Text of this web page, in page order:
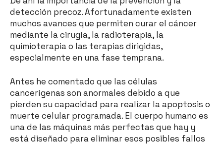
detección precoz. Afortunadamente existen
muchos avances que permiten curar el cáncer
mediante la cirugía, la radioterapia, la
quimioterapia o las terapias dirigidas,
especialmente en una fase temprana.
Antes he comentado que las células
cancerígenas son anormales debido a que
pierden su capacidad para realizar la apoptosis o
muerte celular programada. El cuerpo humano es
una de las máquinas más perfectas que hay y
está diseñado para eliminar esos posibles fallos